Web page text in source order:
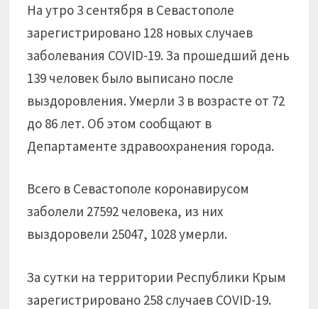
На утро 3 сентября в Севастополе
зарегистрировано 128 новых случаев
заболевания COVID-19. За прошедший день
139 человек было выписано после
выздоровления. Умерли 3 в возрасте от 72
до 86 лет. Об этом сообщают в
Департаменте здравоохранения города.
Всего в Севастополе коронавирусом
заболели 27592 человека, из них
выздоровели 25047, 1028 умерли.
За сутки на территории Республики Крым
зарегистрировано 258 случаев COVID-19.